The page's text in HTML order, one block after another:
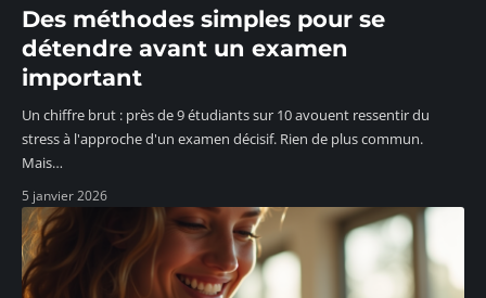
Des méthodes simples pour se
détendre avant un examen
important
Un chiffre brut : près de 9 étudiants sur 10 avouent ressentir du
stress à l'approche d'un examen décisif. Rien de plus commun.
Mais…
5 janvier 2026